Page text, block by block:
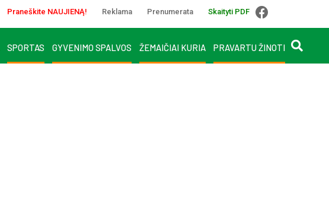
Praneškite NAUJIENĄ! Reklama Prenumerata Skaityti PDF
SPORTAS GYVENIMO SPALVOS ŽEMAIČIAI KURIA PRAVARTU ŽINOTI